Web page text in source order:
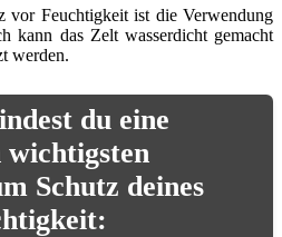
vor Feuchtigkeit ist die Verwendung
kann das Zelt wasserdicht gemacht
werden.
du eine
wichtigsten
Schutz deines